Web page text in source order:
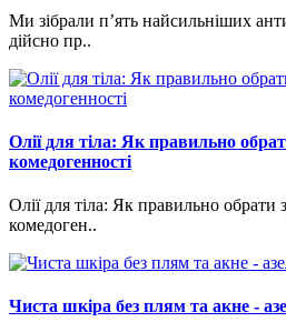
Ми зібрали п’ять найсильніших
дійсно пр..
Олії для тіла: Як правильно
комедогенності
Олії для тіла: Як правильно обрати
комедоген..
Чиста шкіра без плям та акне -